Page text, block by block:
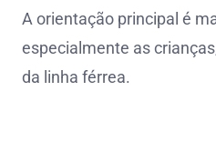
A orientação principal é
especialmente as
da linha férrea.